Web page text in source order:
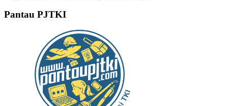
Pantau PJTKI